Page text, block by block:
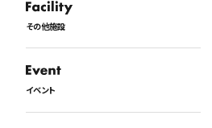
その他施設
イベント